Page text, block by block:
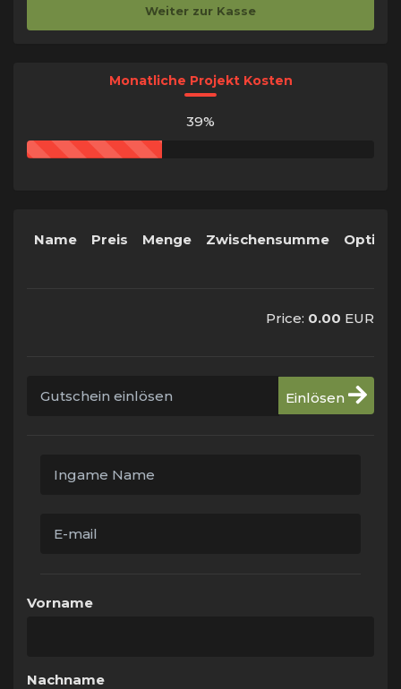
Weiter zur Kasse
Monatliche Projekt Kosten
39%
Name Preis Menge Zwischensumme
Price: 0.00 EUR
Einlösen
Vorname
Nachname